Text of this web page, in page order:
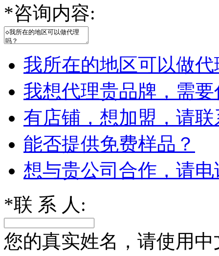
*咨询内容:
我所在的地区可以做
我想代理贵品牌，需
有店铺，想加盟，请
能否提供免费样品？
想与贵公司合作，请
*联 系 人:
您的真实姓名，请使用中